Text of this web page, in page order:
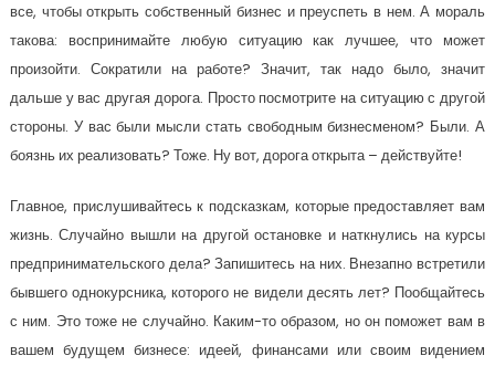
все, чтобы открыть собственный бизнес и преуспеть в нем. А мораль
такова: воспринимайте любую ситуацию как лучшее, что может
произойти. Сократили на работе? Значит, так надо было, значит
дальше у вас другая дорога. Просто посмотрите на ситуацию с другой
стороны. У вас были мысли стать свободным бизнесменом? Были. А
боязнь их реализовать? Тоже. Ну вот, дорога открыта – действуйте!
Главное, прислушивайтесь к подсказкам, которые предоставляет вам
жизнь. Случайно вышли на другой остановке и наткнулись на курсы
предпринимательского дела? Запишитесь на них. Внезапно встретили
бывшего однокурсника, которого не видели десять лет? Пообщайтесь
с ним. Это тоже не случайно. Каким-то образом, но он поможет вам в
вашем будущем бизнесе: идеей, финансами или своим видением